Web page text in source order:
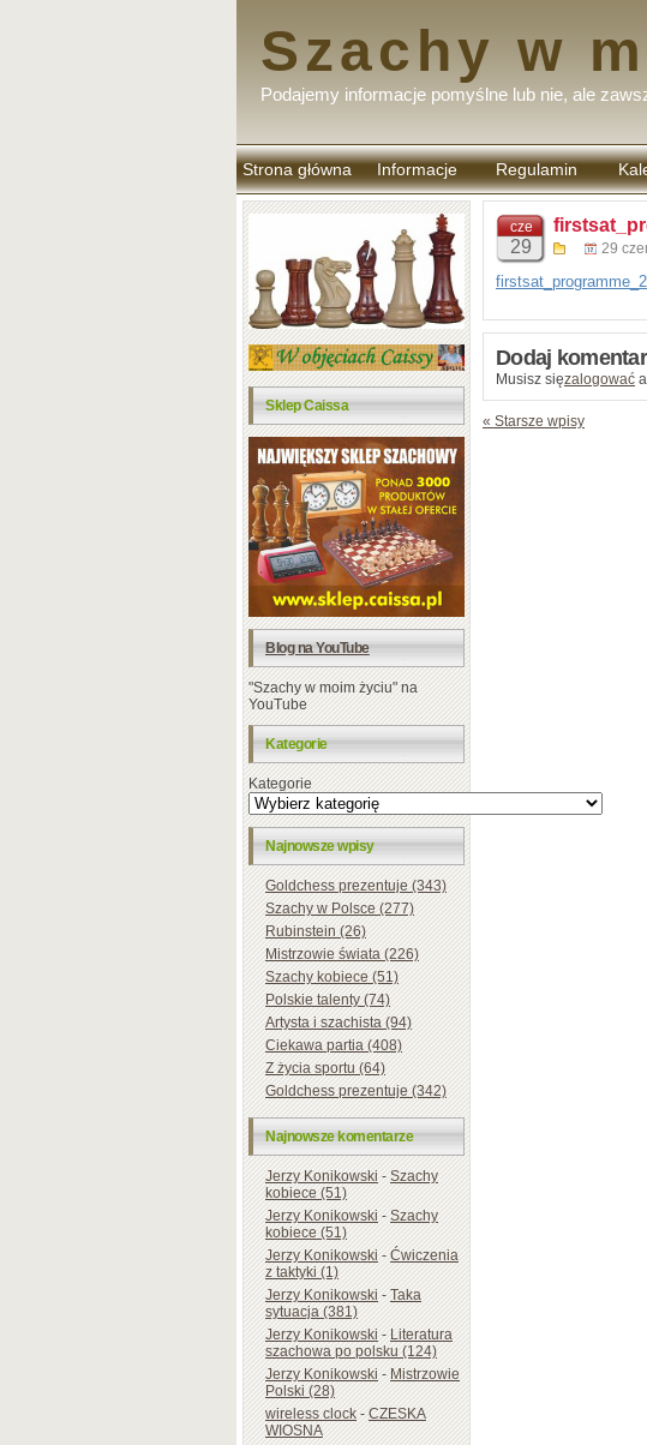
Szachy w
Podajemy informacje pomyślne lub nie, ale
Strona główna Informacje Regulamin
komentarzy
Sklep Caissa
Blog na YouTube
"Szachy w moim życiu" na
YouTube
Kategorie
Kategorie
Najnowsze wpisy
Goldchess prezentuje (343)
Szachy w Polsce (277)
Rubinstein (26)
Mistrzowie świata (226)
Szachy kobiece (51)
Polskie talenty (74)
Artysta i szachista (94)
Ciekawa partia (408)
Z życia sportu (64)
Goldchess prezentuje (342)
Najnowsze komentarze
Jerzy Konikowski-Szachy
kobiece (51)
Jerzy Konikowski-Szachy
kobiece (51)
Jerzy Konikowski-Ćwiczenia
z taktyki (1)
Jerzy Konikowski-Taka
sytuacja (381)
Jerzy Konikowski-Literatura
szachowa po polsku (124)
Jerzy Konikowski-Mistrzowie
Polski (28)
wireless clock-CZESKA
WIOSNA
cze
29 29
Dodaj
Musisz sięzalogować
« Starsze wpisy